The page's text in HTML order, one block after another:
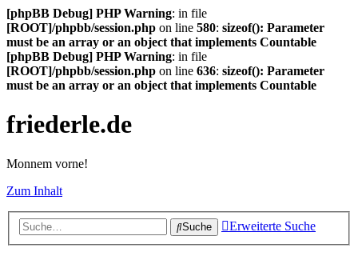
[phpBB Debug] PHP Warning: in file
[ROOT]/phpbb/session.php on line 580: sizeof(): Parameter
must be an array or an object that implements Countable
[phpBB Debug] PHP Warning: in file
[ROOT]/phpbb/session.php on line 636: sizeof(): Parameter
must be an array or an object that implements Countable
friederle.de
Monnem vorne!
Zum Inhalt
Suche Erweiterte Suche